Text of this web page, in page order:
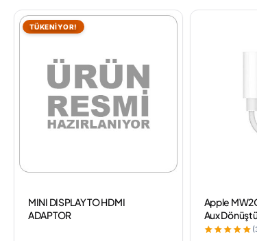
TÜKENİYOR!
MINI DISPLAY TO HDMI
ADAPTOR
Apple
Aux